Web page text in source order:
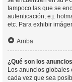
tampoco las que se
autenticación, e.j.
etc. Para exhibir
Arriba
¿Qué son los
Los anuncios
cada vez que sea